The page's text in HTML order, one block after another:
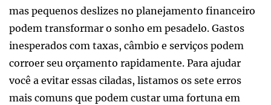
mas pequenos deslizes no planejamento financeiro
podem transformar o sonho em pesadelo. Gastos
inesperados com taxas, câmbio e serviços podem
corroer seu orçamento rapidamente. Para ajudar
você a evitar essas ciladas, listamos os sete erros
mais comuns que podem custar uma fortuna em